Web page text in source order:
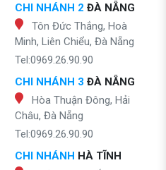
CHI NHÁNH 2 ĐÀ NẴNG
Tôn Đức Thắng, Hoà
Minh, Liên Chiểu, Đà Nẵng
Tel:0969.26.90.90
CHI NHÁNH 3 ĐÀ NẴNG
Hòa Thuận Đông, Hải
Châu, Đà Nẵng
Tel:0969.26.90.90
CHI NHÁNH HÀ TĨNH